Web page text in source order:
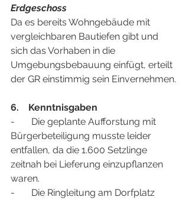
Erdgeschoss
Da es bereits Wohngebäude mit
vergleichbaren Bautiefen gibt und
sich das Vorhaben in die
Umgebungsbebauung einfügt, erteilt
der GR einstimmig sein Einvernehmen.
6.    Kenntnisgaben
-       Die geplante Aufforstung mit
Bürgerbeteiligung musste leider
entfallen, da die 1.600 Setzlinge
zeitnah bei Lieferung einzupflanzen
waren.
-       Die Ringleitung am Dorfplatz